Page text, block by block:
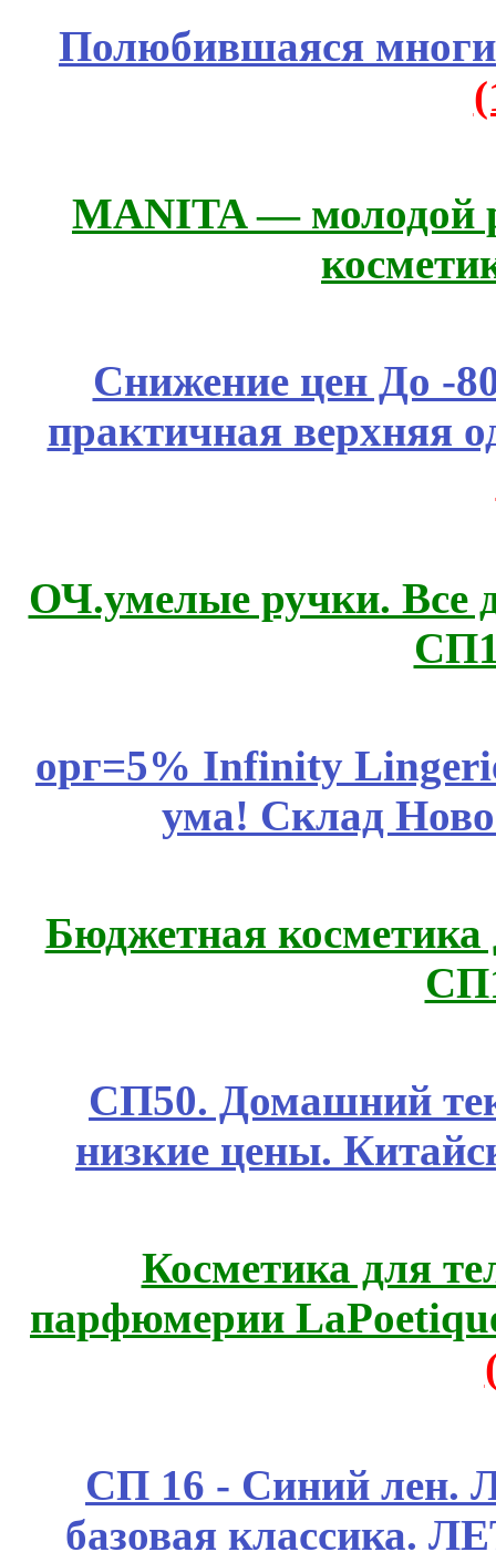
Полюбившаяся
MANITA — молодой
Снижение цен До -
практичная верхняя
ОЧ.умелые ручки. Все
орг=5% Infinity
ума! Склад
Бюджетная косметика
СП50. Домашний
низкие цены.
Косметика для
парфюмерии
СП 16 - Синий лен.
базовая